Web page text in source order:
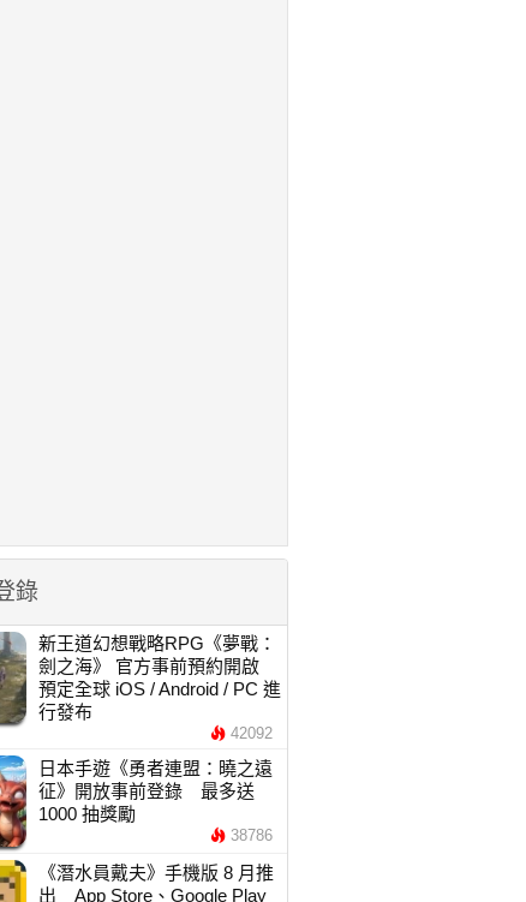
錄
新王道幻想戰略RPG《夢戰：
劍之海》 官方事前預約開啟
預定全球 iOS / Android / PC 進
行發布
42092
日本手遊《勇者連盟：曉之遠
征》開放事前登錄 最多送
1000 抽獎勵
38786
《潛水員戴夫》手機版 8 月推
出 App Store、Google Play